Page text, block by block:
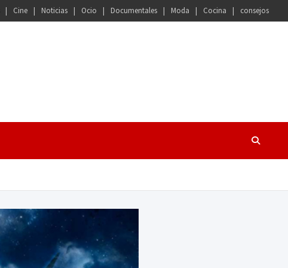
Cine Noticias Ocio Documentales Moda Cocina consejos